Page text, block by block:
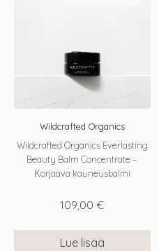
Wildcrafted Organics
Wildcrafted Organics Everlasting
Beauty Balm Concentrate –
Korjaava kauneusbalmi
109,00 €
Lue lisää